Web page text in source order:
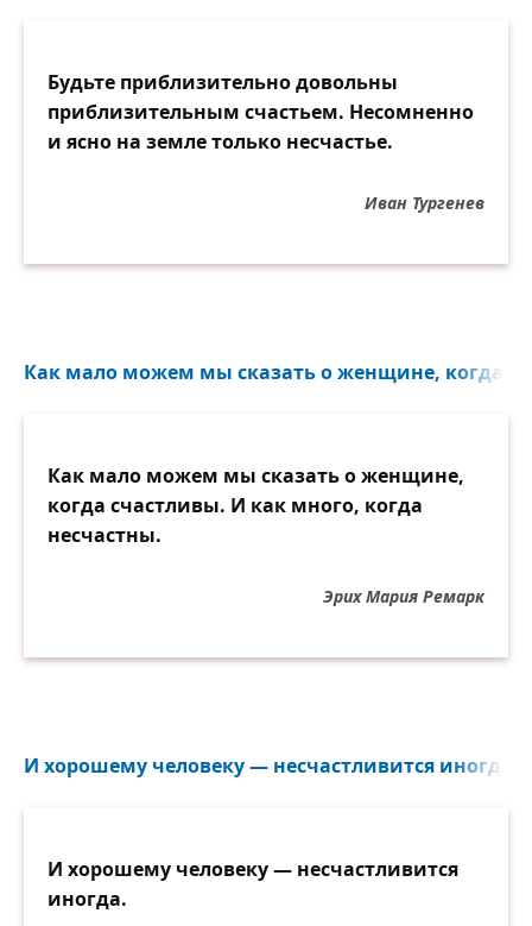
Будьте приблизительно довольны
приблизительным счастьем. Несомненно
и ясно на земле только несчастье.
Иван Тургенев
Как мало можем мы сказать о женщине, когда
Как мало можем мы сказать о женщине,
когда счастливы. И как много, когда
несчастны.
Эрих Мария Ремарк
И хорошему человеку — несчастливится иногда...
И хорошему человеку — несчастливится
иногда.